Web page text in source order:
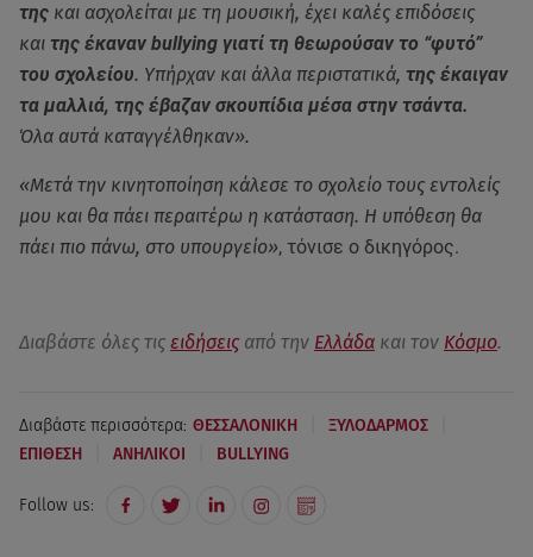
της και ασχολείται με τη μουσική, έχει καλές επιδόσεις
και της έκαναν bullying γιατί τη θεωρούσαν το “φυτό”
του σχολείου. Υπήρχαν και άλλα περιστατικά, της έκαιγαν
τα μαλλιά, της έβαζαν σκουπίδια μέσα στην τσάντα.
Όλα αυτά καταγγέλθηκαν».
«Μετά την κινητοποίηση κάλεσε το σχολείο τους εντολείς
μου και θα πάει περαιτέρω η κατάσταση. Η υπόθεση θα
πάει πιο πάνω, στο υπουργείο», τόνισε ο δικηγόρος.
Διαβάστε όλες τις ειδήσεις από την Ελλάδα και τον Κόσμο.
Διαβάστε περισσότερα: ΘΕΣΣΑΛΟΝΙΚΗ ΞΥΛΟΔΑΡΜΟΣ
ΕΠΙΘΕΣΗ ΑΝΗΛΙΚΟΙ BULLYING
Follow us: